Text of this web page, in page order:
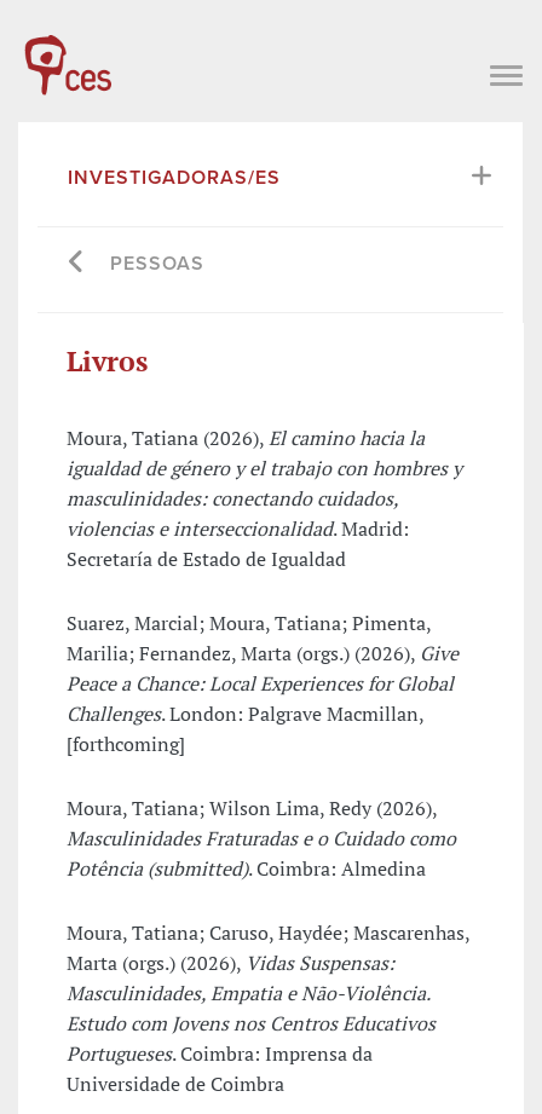
INVESTIGADORAS/ES
PESSOAS
Livros
Moura, Tatiana (2026),El camino hacia la
igualdad de género y el trabajo con hombres y
masculinidades: conectando cuidados,
violencias e interseccionalidad. Madrid:
Secretaría de Estado de Igualdad
Suarez, Marcial; Moura, Tatiana; Pimenta,
Marilia; Fernandez, Marta (orgs.) (2026), Give
Peace a Chance: Local Experiences for Global
Challenges. London: Palgrave Macmillan,
[forthcoming]
Moura, Tatiana; Wilson Lima, Redy (2026),
Masculinidades Fraturadas e o Cuidado como
Potência (submitted). Coimbra: Almedina
Moura, Tatiana; Caruso, Haydée; Mascarenhas,
Marta (orgs.) (2026), Vidas Suspensas:
Masculinidades, Empatia e Não-Violência.
Estudo com Jovens nos Centros Educativos
Portugueses. Coimbra: Imprensa da
Universidade de Coimbra